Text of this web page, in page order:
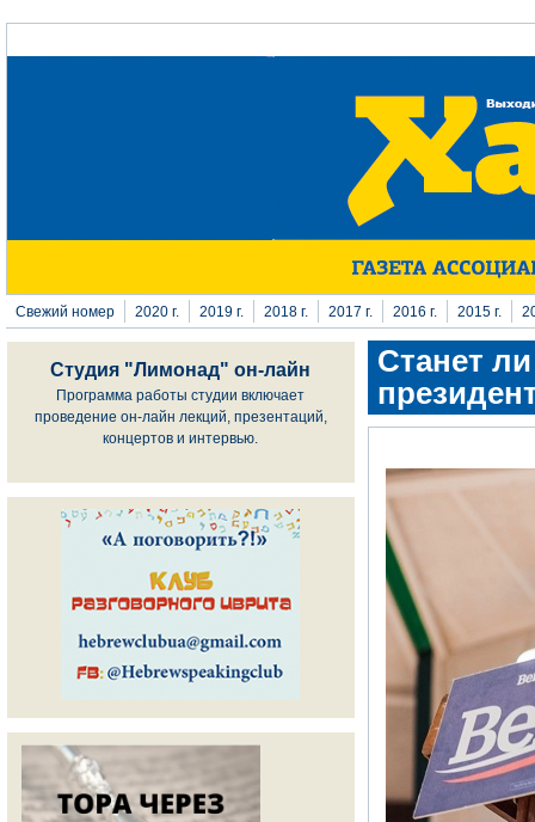
Перейти к основному содержанию
Свежий номер 2020 г. 2019 г. 2018 г. 2017 г. 2016 г. 2015 г.
Студия "Лимонад" он-лайн
Программа работы студии включает
проведение он-лайн лекций, презентаций,
концертов и интервью.
Станет